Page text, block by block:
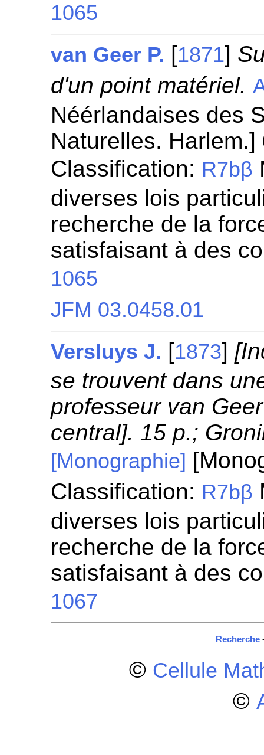
1065
van Geer P. [1871]
d'un point matériel.
Néérlandaises des
Naturelles. Harlem.]
Classification: R7bβ
diverses lois
recherche de la
satisfaisant à des
1065
JFM 03.0458.01
Versluys J. [1873]
se trouvent dans
professeur van
central]. 15 p.;
[Monographie]
Classification: R7bβ
diverses lois
recherche de la
satisfaisant à des
1067
Recherche
© Cellule
©